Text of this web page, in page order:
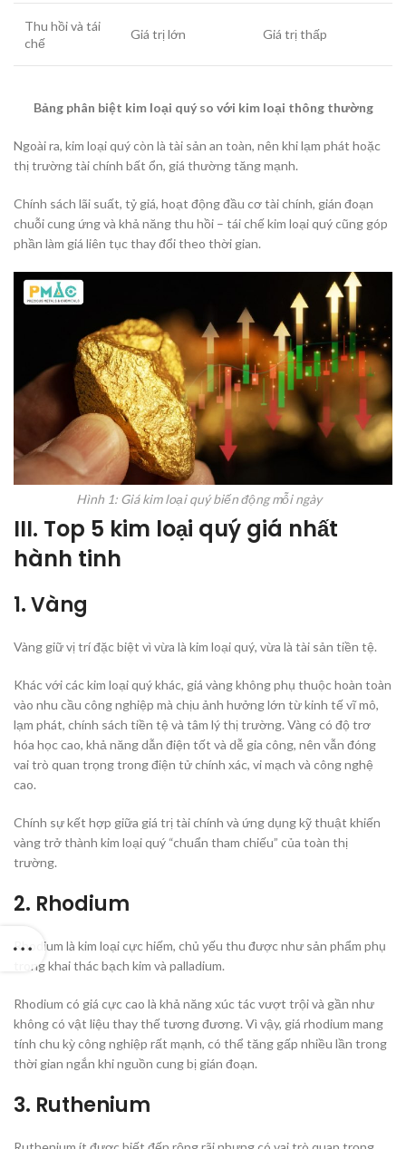
Thu hồi và tái
chế
Giá trị lớn Giá trị thấp
Bảng phân biệt kim loại quý so với kim loại thông thường
Ngoài ra, kim loại quý còn là tài sản an toàn, nên khi lạm phát hoặc
thị trường tài chính bất ổn, giá thường tăng mạnh.
Chính sách lãi suất, tỷ giá, hoạt động đầu cơ tài chính, gián đoạn
chuỗi cung ứng và khả năng thu hồi – tái chế kim loại quý cũng góp
phần làm giá liên tục thay đổi theo thời gian.
Hình 1: Giá kim loại quý biến động mỗi ngày
III. Top 5 kim loại quý giá nhất
hành tinh
1. Vàng
Vàng giữ vị trí đặc biệt vì vừa là kim loại quý, vừa là tài sản tiền tệ.
Khác với các kim loại quý khác, giá vàng không phụ thuộc hoàn toàn
vào nhu cầu công nghiệp mà chịu ảnh hưởng lớn từ kinh tế vĩ mô,
lạm phát, chính sách tiền tệ và tâm lý thị trường. Vàng có độ trơ
hóa học cao, khả năng dẫn điện tốt và dễ gia công, nên vẫn đóng
vai trò quan trọng trong điện tử chính xác, vi mạch và công nghệ
cao.
Chính sự kết hợp giữa giá trị tài chính và ứng dụng kỹ thuật khiến
vàng trở thành kim loại quý “chuẩn tham chiếu” của toàn thị
trường.
2. Rhodium
Rhodium là kim loại cực hiếm, chủ yếu thu được như sản phẩm phụ
trong khai thác bạch kim và palladium.
Rhodium có giá cực cao là khả năng xúc tác vượt trội và gần như
không có vật liệu thay thế tương đương. Vì vậy, giá rhodium mang
tính chu kỳ công nghiệp rất mạnh, có thể tăng gấp nhiều lần trong
thời gian ngắn khi nguồn cung bị gián đoạn.
3. Ruthenium